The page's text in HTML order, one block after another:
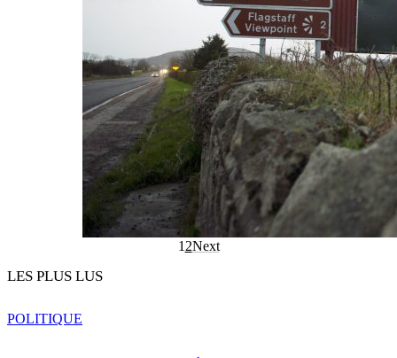
1 2Next
LES PLUS LUS
POLITIQUE